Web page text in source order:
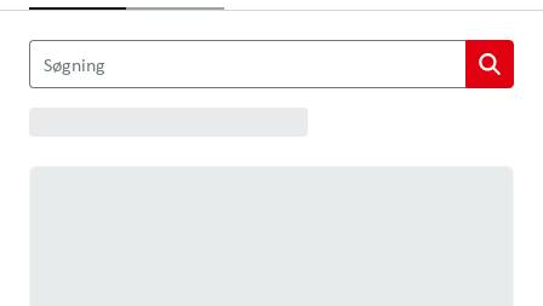
Jordbearbejdning til attraktive priser – Opdag
Søgning